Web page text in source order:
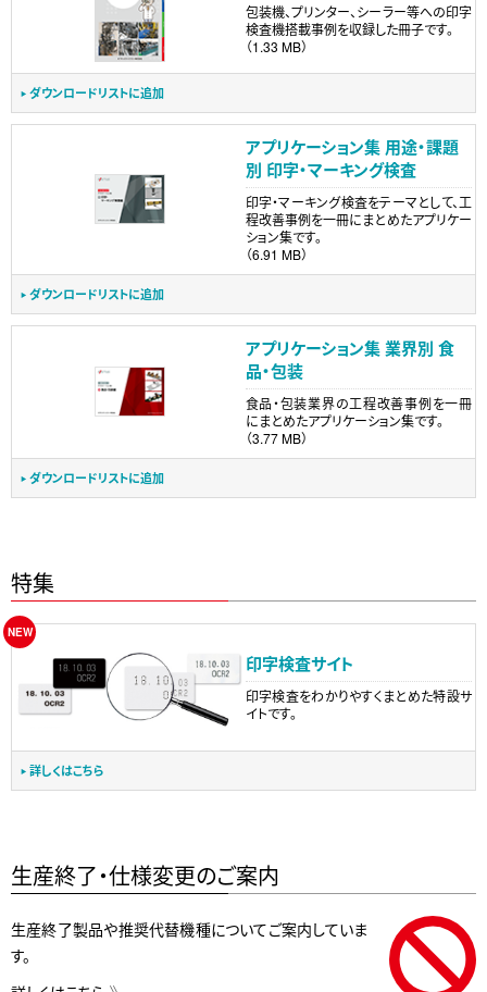
包装機、プリンター、シーラー等への印字
検査機搭載事例を収録した冊子です。
（1.33 MB）
ダウンロードリストに追加
アプリケーション集 用途・課題
別 印字・マーキング検査
印字・マーキング検査をテーマとして、工
程改善事例を一冊にまとめたアプリケー
ション集です。
（6.91 MB）
ダウンロードリストに追加
アプリケーション集 業界別 食
品・包装
食品・包装業界の工程改善事例を一冊
にまとめたアプリケーション集です。
（3.77 MB）
ダウンロードリストに追加
特集
印字検査サイト
印字検査をわかりやすくまとめた特設サ
イトです。
詳しくはこちら
生産終了・仕様変更のご案内
生産終了製品や推奨代替機種についてご案内していま
す。